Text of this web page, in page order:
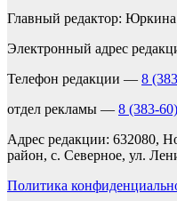
Главный редактор:
Электронный адрес
Телефон редакции — 8
отдел рекламы — 8 (383-
Адрес редакции: 632080,
район, с. Северное, ул.
Политика